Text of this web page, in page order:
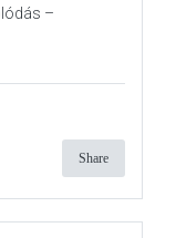
–
Share